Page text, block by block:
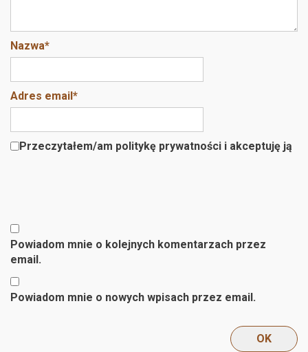
Nazwa*
Adres email*
Przeczytałem/am politykę prywatności i akceptuję ją
Powiadom mnie o kolejnych komentarzach przez
email.
Powiadom mnie o nowych wpisach przez email.